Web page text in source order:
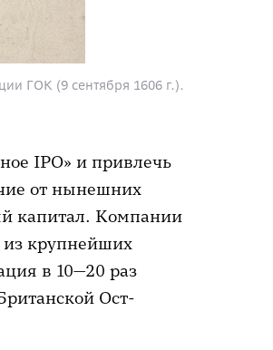
ГОК (9 сентября 1606 г.).
IPO» и привлечь
от нынешних
капитал. Компании
из крупнейших
в 10—20 раз
Ост-